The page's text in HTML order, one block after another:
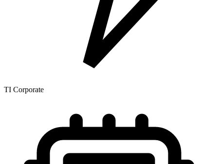
TI Corporate